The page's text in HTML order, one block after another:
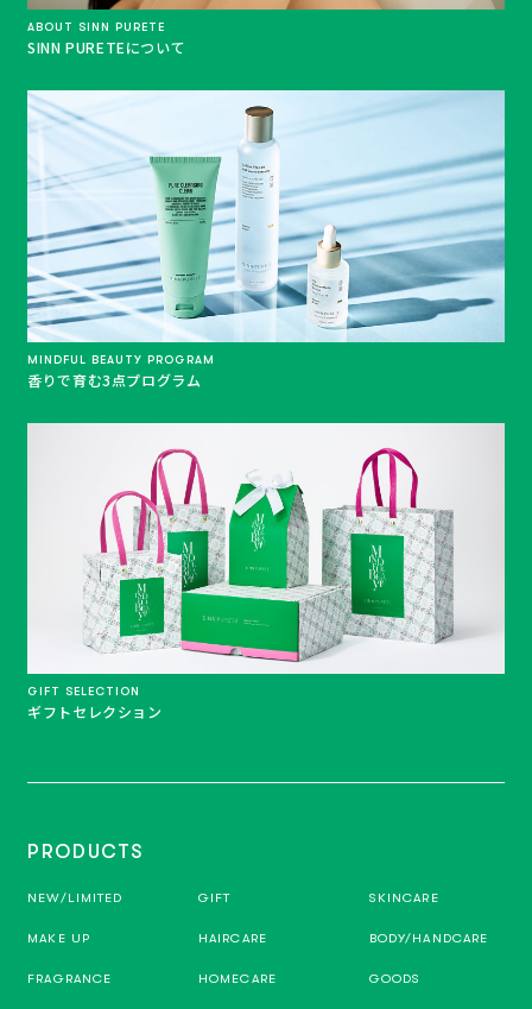
ABOUT SINN PURETE
SINN PURETEについて
MINDFUL BEAUTY PROGRAM
香りで育む3点プログラム
GIFT SELECTION
ギフトセレクション
PRODUCTS
NEW/LIMITED GIFT SKINCARE
MAKE UP HAIRCARE BODY/HANDCARE
FRAGRANCE HOMECARE GOODS